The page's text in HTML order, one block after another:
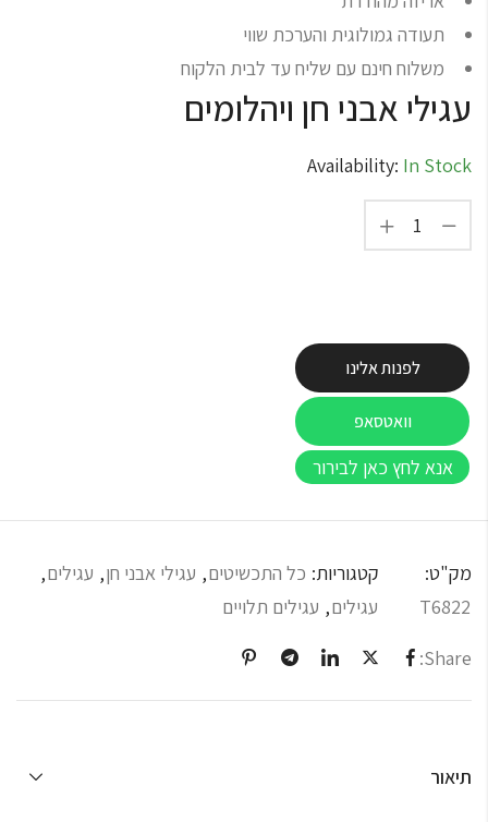
תעודה גמולוגית והערכת שווי
משלוח חינם עם שליח עד לבית הלקוח
עגילי אבני חן ויהלומים
Availability: In Stock
לפנות אלינו
וואטסאפ
אנא לחץ כאן לבירור
מק"ט:
T6822
קטגוריות: כל התכשיטים, עגילי אבני חן, עגילים,
עגילים, עגילים תלויים
Share:
תיאור